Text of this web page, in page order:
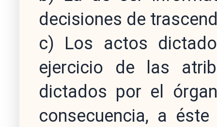
decisiones de
c) Los actos
ejercicio de las
dictados por el
consecuencia, a